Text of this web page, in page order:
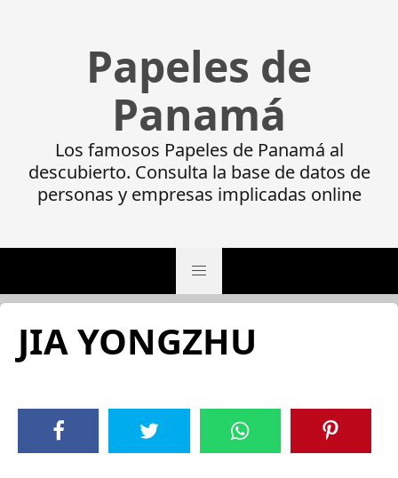
Papeles de
Panamá
Los famosos Papeles de Panamá al
descubierto. Consulta la base de datos de
personas y empresas implicadas online
JIA YONGZHU